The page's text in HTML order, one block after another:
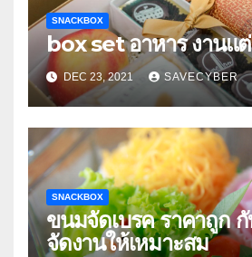
SNACKBOX
box set อาหาร งานแ
DEC 23, 2021 SAVECYBER
SNACKBOX
ขนมจัดเบรค ราคาถูก
จัดงานให้เหมาะสม